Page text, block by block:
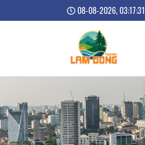
08-08-2026, 03:17:31